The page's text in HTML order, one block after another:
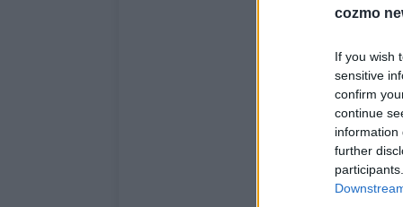
cozmo
If you wish
sensitive
confirm
continue
information
further